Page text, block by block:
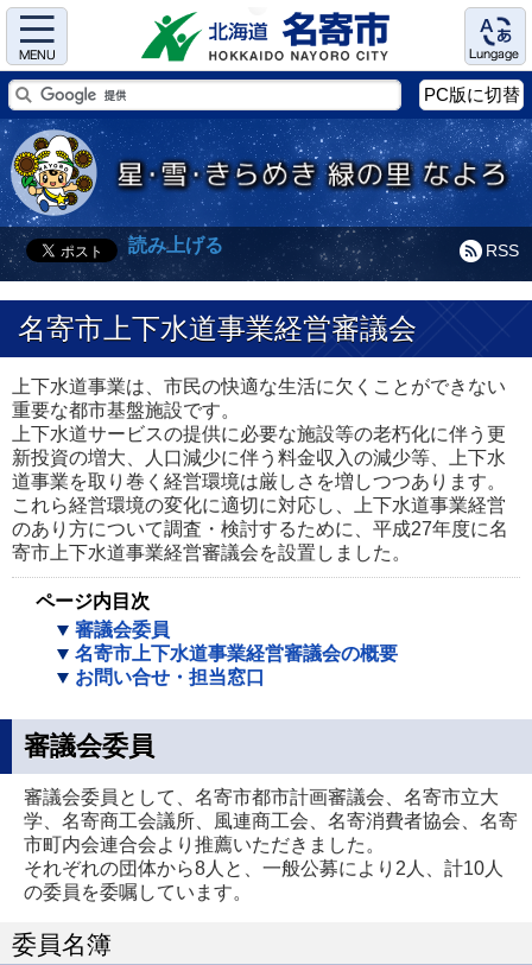
Menu Language
PC版に切替
RSS
読み上げる
名寄市上下水道事業経営審議会
上下水道事業は、市民の快適な生活に欠くことができない
重要な都市基盤施設です。
上下水道サービスの提供に必要な施設等の老朽化に伴う更
新投資の増大、人口減少に伴う料金収入の減少等、上下水
道事業を取り巻く経営環境は厳しさを増しつつあります。
これら経営環境の変化に適切に対応し、上下水道事業経営
のあり方について調査・検討するために、平成27年度に名
寄市上下水道事業経営審議会を設置しました。
ページ内目次
審議会委員
名寄市上下水道事業経営審議会の概要
お問い合せ・担当窓口
審議会委員
審議会委員として、名寄市都市計画審議会、名寄市立大
学、名寄商工会議所、風連商工会、名寄消費者協会、名寄
市町内会連合会より推薦いただきました。
それぞれの団体から8人と、一般公募により2人、計10人
の委員を委嘱しています。
委員名簿